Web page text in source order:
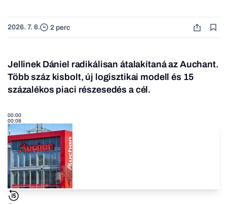
2026. 7. 6. 2 perc
Jellinek Dániel radikálisan átalakítaná az Auchant.
Több száz kisbolt, új logisztikai modell és 15
százalékos piaci részesedés a cél.
00:00
00:08